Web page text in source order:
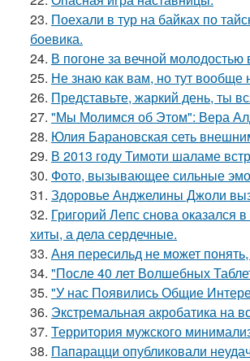
23. Поехали в тур на байках по
боевика.
24. В погоне за вечной молодостью
25. Не знаю как вам, но тут вообще
26. Представьте, жаркий день, ты
27. "Мы Молимся об Этом": Вера
28. Юлия Барановская сеть
29. В 2013 году Тимоти шаламе
30. Фото, вызывающее сильные
31. Здоровье Анджелины Джоли
32. Григорий Лепс снова оказался
хиты, а дела сердечные.
33. Аня пересильд не может
34. "После 40 лет Волшебных
35. "У нас Появились Общие
36. Экстремальная акробатика на
37. Территория мужского
38. Папарацци опубликовали